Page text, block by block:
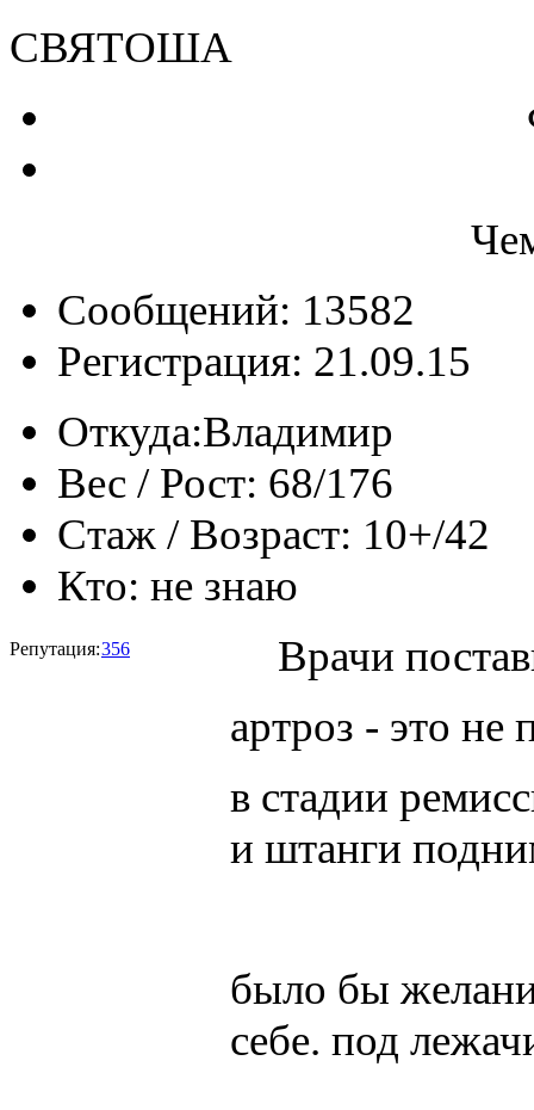
СВЯТОША
Сообщений: 13582
Регистрация: 21.09.15
Откуда:Владимир
Вес / Рост: 68/176
Стаж / Возраст: 10+/42
Кто: не знаю
Репутация:356
Врачи
артроз - это не
в стадии
и штанги
было бы
себе. под